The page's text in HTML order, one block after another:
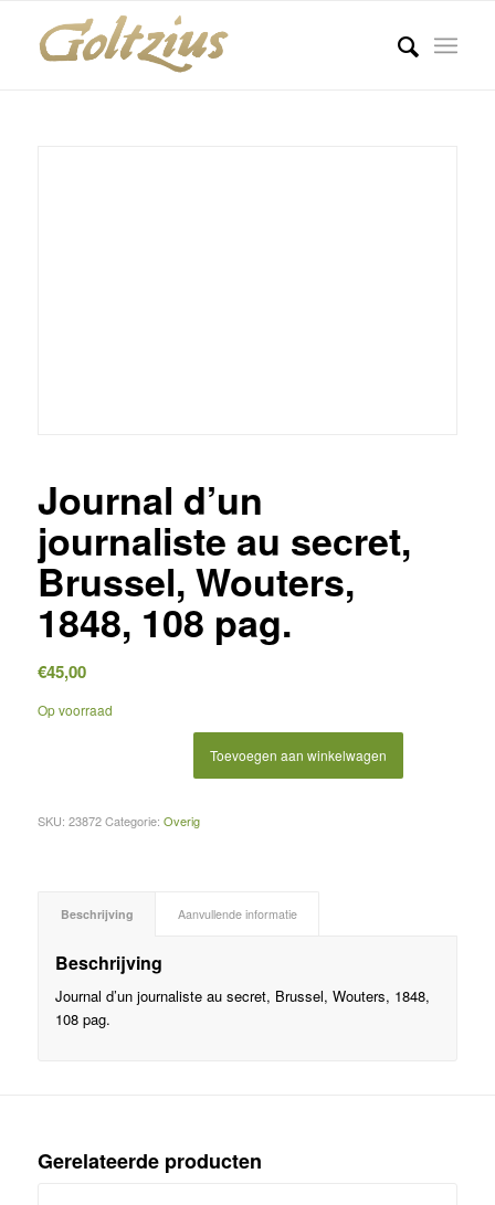
Journal d’un
journaliste au secret,
Brussel, Wouters,
1848, 108 pag.
€45,00
Op voorraad
Toevoegen aan winkelwagen
SKU: 23872 Categorie: Overig
Beschrijving Aanvullende informatie
Beschrijving
Journal d’un journaliste au secret, Brussel, Wouters, 1848,
108 pag.
Gerelateerde producten